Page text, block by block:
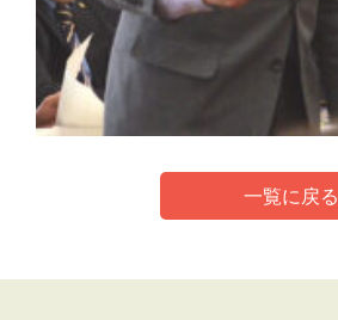
一覧に戻る